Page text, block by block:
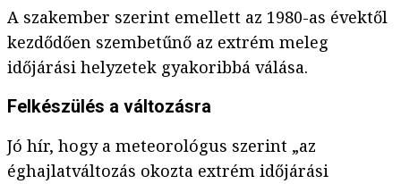
A szakember szerint emellett az 1980-as évektől
kezdődően szembetűnő az extrém meleg
időjárási helyzetek gyakoribbá válása.
Felkészülés a változásra
Jó hír, hogy a meteorológus szerint „az
éghajlatváltozás okozta extrém időjárási